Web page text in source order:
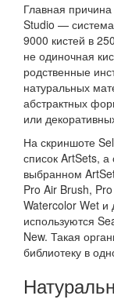
Главная
Studio —
9000 кистей в
не одиночная
родственные
натуральных
абстрактных
или
На скриншоте
список ArtSets,
выбранном
Pro Air Brush,
Watercolor Wet и
используются
New. Такая
библиотеку в